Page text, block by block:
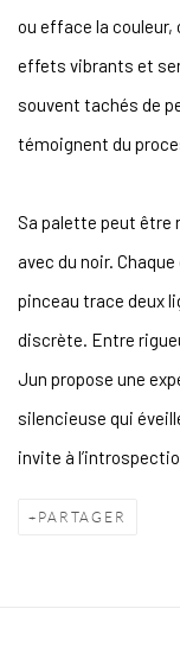
ou efface la couleur,
effets vibrants et
souvent tachés de
témoignent du
Sa palette peut être
avec du noir. Chaque
pinceau trace deux
discrète. Entre
Jun propose une
silencieuse qui
invite à
PARTAGER